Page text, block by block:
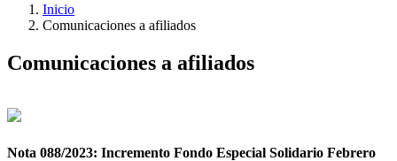
Inicio
Comunicaciones a afiliados
Comunicaciones a afiliados
Nota 088/2023: Incremento Fondo Especial Solidario Febrero